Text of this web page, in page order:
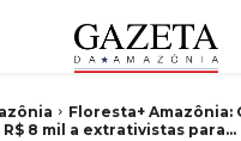
Floresta+
8 mil a extrativistas para...